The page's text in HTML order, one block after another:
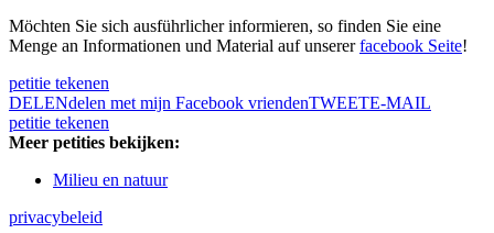
Möchten Sie sich ausführlicher informieren, so finden Sie eine
Menge an Informationen und Material auf unsererfacebook Seite!
petitie tekenen
DELENdelen met mijn Facebook vriendenTWEETE-MAIL
petitie tekenen
Meer petities bekijken:
Milieu en natuur
privacybeleid